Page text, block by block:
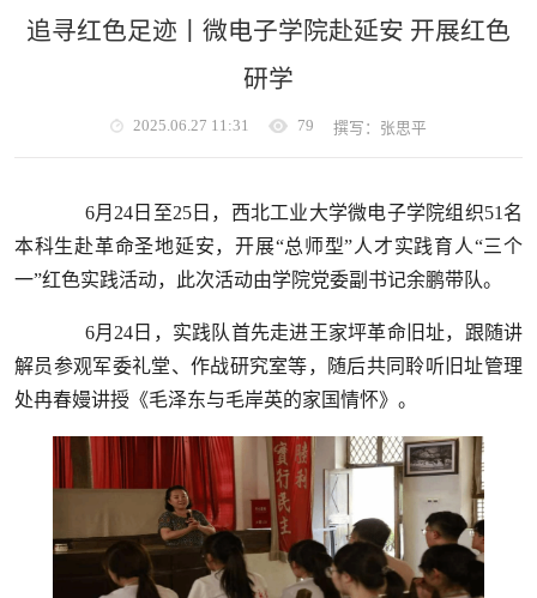
追寻红色足迹丨微电子学院赴延安 开展红色
研学
2025.06.27 11:31 79 撰写：张思平
6月24日至25日，西北工业大学微电子学院组织51名
本科生赴革命圣地延安，开展“总师型”人才实践育人“三个
一”红色实践活动，此次活动由学院党委副书记余鹏带队。
6月24日，实践队首先走进王家坪革命旧址，跟随讲
解员参观军委礼堂、作战研究室等，随后共同聆听旧址管理
处冉春嫚讲授《毛泽东与毛岸英的家国情怀》。